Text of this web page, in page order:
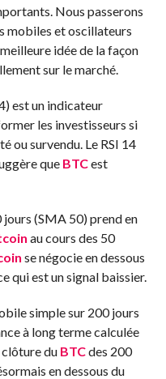
Nous passerons
mobiles et oscillateurs
idée de la façon
sur le marché.
est un indicateur
les investisseurs si
ou survendu. Le RSI 14
que BTCest
(SMA 50) prend en
au cours des 50
se négocie en dessous
qui est un signal baissier.
simple sur 200 jours
à long terme calculée
clôture du BTCdes 200
en dessous du